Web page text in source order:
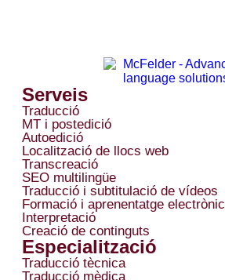
Serveis
Traducció
MT i postedició
Autoedició
Localització de llocs web
Transcreació
SEO multilingüe
Traducció i subtitulació de vídeos
Formació i aprenentatge electrònic
Interpretació
Creació de continguts
Especialització
Traducció tècnica
Traducció mèdica